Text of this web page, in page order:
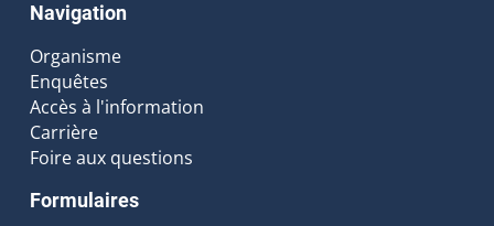
Navigation
Organisme
Enquêtes
Accès à l'information
Carrière
Foire aux questions
Formulaires